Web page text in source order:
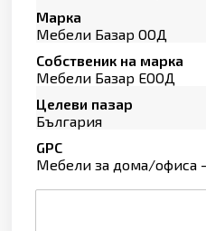
Марка
Мебели Базар ООД
Собственик на марка
Мебели Базар ЕООД
Целеви пазар
България
GPC
Мебели за дома/офиса